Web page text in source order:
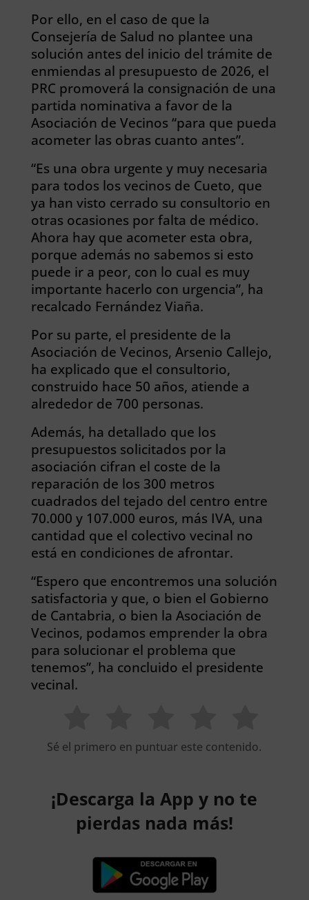
Por ello, en el caso de que la
Consejería de Salud no plantee una
solución antes del inicio del trámite de
enmiendas al presupuesto de 2026, el
PRC promoverá la consignación de una
partida nominativa a favor de la
Asociación de Vecinos “para que pueda
acometer las obras cuanto antes”.
“Es una obra urgente y muy necesaria
para todos los vecinos de Cueto, que
ya han visto cerrado su consultorio en
otras ocasiones por falta de médico.
Ahora hay que acometer esta obra,
porque además no sabemos si esto
puede ir a peor, con lo cual es muy
importante hacerlo con urgencia”, ha
recalcado Fernández Viaña.
Por su parte, el presidente de la
Asociación de Vecinos, Arsenio Callejo,
ha explicado que el consultorio,
construido hace 50 años, atiende a
alrededor de 700 personas.
Además, ha detallado que los
presupuestos solicitados por la
asociación cifran el coste de la
reparación de los 300 metros
cuadrados del tejado del centro entre
70.000 y 107.000 euros, más IVA, una
cantidad que el colectivo vecinal no
está en condiciones de afrontar.
“Espero que encontremos una solución
satisfactoria y que, o bien el Gobierno
de Cantabria, o bien la Asociación de
Vecinos, podamos emprender la obra
para solucionar el problema que
tenemos”, ha concluido el presidente
vecinal.
Sé el primero en puntuar este contenido.
¡Descarga la App y no te
pierdas nada más!